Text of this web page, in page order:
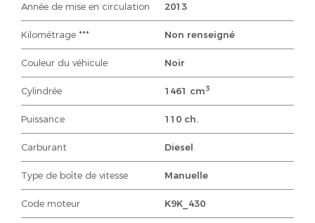
Année de mise en circulation 2013
Kilométrage *** Non renseigné
Couleur du véhicule Noir
Cylindrée 1461 cm3
Puissance 110 ch.
Carburant Diesel
Type de boîte de vitesse Manuelle
Code moteur K9K_430